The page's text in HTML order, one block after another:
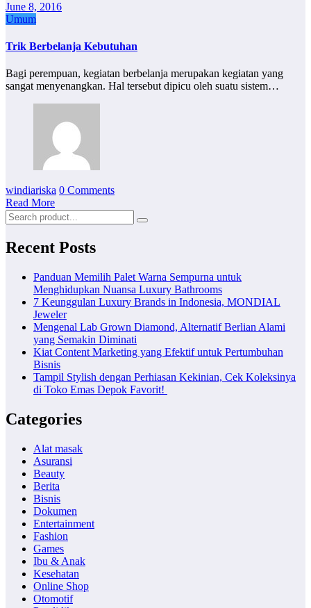
June 8, 2016
Umum
Trik Berbelanja Kebutuhan
Bagi perempuan, kegiatan berbelanja merupakan kegiatan yang
sangat menyenangkan. Hal tersebut dipicu oleh suatu sistem…
windiariska 0 Comments
Read More
Recent Posts
Panduan Memilih Palet Warna Sempurna untuk
Menghidupkan Nuansa Luxury Bathrooms
7 Keunggulan Luxury Brands in Indonesia, MONDIAL
Jeweler
Mengenal Lab Grown Diamond, Alternatif Berlian Alami
yang Semakin Diminati
Kiat Content Marketing yang Efektif untuk Pertumbuhan
Bisnis
Tampil Stylish dengan Perhiasan Kekinian, Cek Koleksinya
di Toko Emas Depok Favorit!
Categories
Alat masak
Asuransi
Beauty
Berita
Bisnis
Dokumen
Entertainment
Fashion
Games
Ibu & Anak
Kesehatan
Online Shop
Otomotif